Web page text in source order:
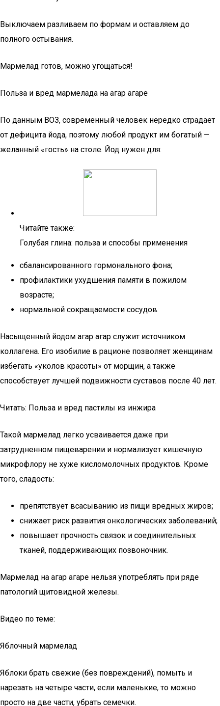
Выключаем разливаем по формам и оставляем до
полного остывания.
Мармелад готов, можно угощаться!
Польза и вред мармелада на агар агаре
По данным ВОЗ, современный человек нередко страдает
от дефицита йода, поэтому любой продукт им богатый —
желанный «гость» на столе. Йод нужен для:
Читайте также:
Голубая глина: польза и способы применения
сбалансированного гормонального фона;
профилактики ухудшения памяти в пожилом
возрасте;
нормальной сокращаемости сосудов.
Насыщенный йодом агар агар служит источником
коллагена. Его изобилие в рационе позволяет женщинам
избегать «уколов красоты» от морщин, а также
способствует лучшей подвижности суставов после 40 лет.
Читать: Польза и вред пастилы из инжира
Такой мармелад легко усваивается даже при
затрудненном пищеварении и нормализует кишечную
микрофлору не хуже кисломолочных продуктов. Кроме
того, сладость:
препятствует всасыванию из пищи вредных жиров;
снижает риск развития онкологических заболеваний;
повышает прочность связок и соединительных
тканей, поддерживающих позвоночник.
Мармелад на агар агаре нельзя употреблять при ряде
патологий щитовидной железы.
Видео по теме:
Яблочный мармелад
Яблоки брать свежие (без повреждений), помыть и
нарезать на четыре части, если маленькие, то можно
просто на две части, убрать семечки.